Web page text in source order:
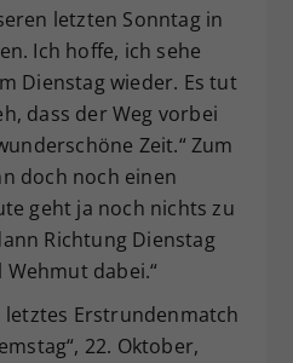
letzten Sonntag in
Ich hoffe, ich sehe
Dienstag wieder. Es tut
dass der Weg vorbei
Zeit.“ Zum
doch noch einen
geht ja noch nichts zu
Richtung Dienstag
dabei.“
Erstrundenmatch
22. Oktober,